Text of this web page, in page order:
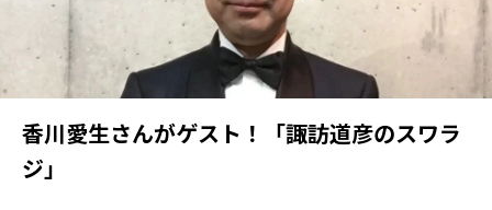
香川愛生さんがゲスト！「諏訪道彦のスワラ
ジ」